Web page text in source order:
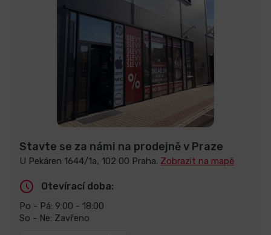
Stavte se za námi na prodejně v Praze
U Pekáren 1644/1a, 102 00 Praha. Zobrazit na mapě
Otevírací doba:
Po - Pá: 9:00 - 18:00
So - Ne: Zavřeno